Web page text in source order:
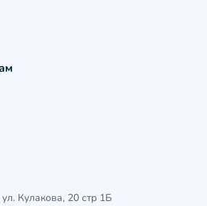
Кулакова, 20 стр 1Б